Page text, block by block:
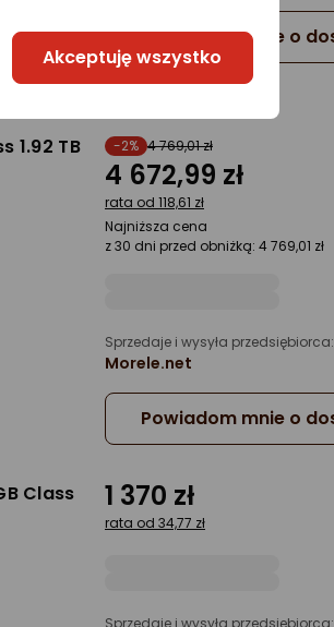
Powiadom mnie o
1.92 TB -2% 4 769,01 zł
4 672,99 zł
rata od 118,61 zł
Najniższa cena
z 30 dni przed obniżką: 4 769,01 zł
Sprzedaje i wysyła przedsiębiorca:
Morele.net
Powiadom mnie o
Class 1 370 zł
rata od 34,77 zł
Sprzedaje i wysyła przedsiębiorca:
Akceptuję wszystko